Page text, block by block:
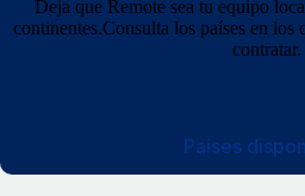
Deja que Remote sea tu equipo
continentes.Consulta los países en los
contratar.
Países